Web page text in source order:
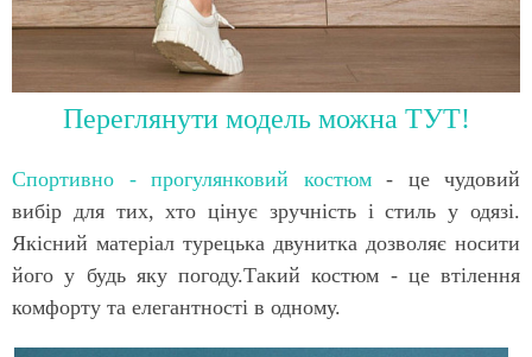
Переглянути модель можна ТУТ!
Спортивно - прогулянковий костюм- це чудовий
вибір для тих, хто цінує зручність і стиль у одязі.
Якісний матеріал турецька двунитка дозволяє носити
його у будь яку погоду.Такий костюм - це втілення
комфорту та елегантності в одному.